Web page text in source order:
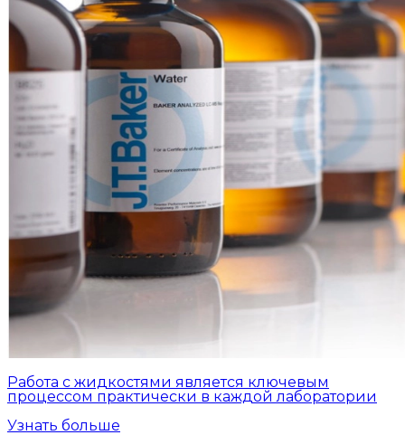
Работа с жидкостями является ключевым
процессом практически в каждой лаборатории
Узнать больше